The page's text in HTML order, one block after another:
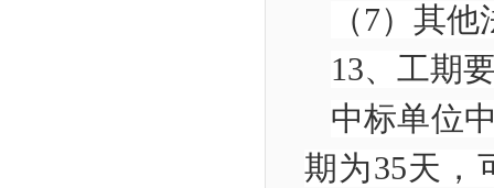
（7）其
13、 工期
中标单位
期为35天 ，